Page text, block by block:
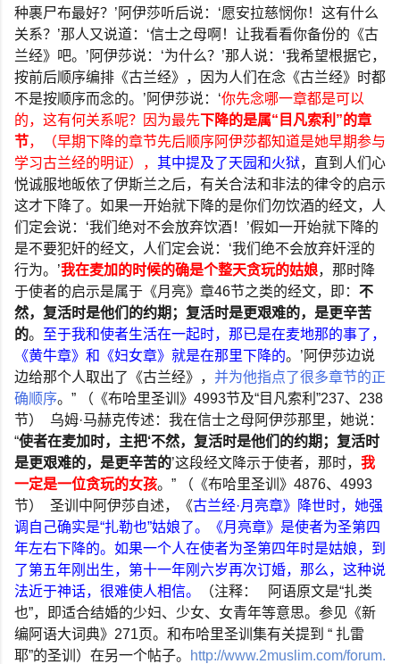
种裹尸布最好？ ’ 阿伊莎听后说： ‘愿安拉慈悯你！这有什么
关系？ ’那人又说道： ‘信士之母啊！让我看看你备份的《古
兰经》吧。 ’ 阿伊莎说： ‘为什么？ ’那人说： ‘我希望根据它，
按前后顺序编排《古兰经》，因为人们在念《古兰经》时都
不是按顺序而念的。 ’ 阿伊莎说： ‘你先念哪一章都是可以
的，这有何关系呢？因为最先下降的是属“ 目凡索利 ”的章
节，（早期下降的章节先后顺序阿伊莎都知道是她早期参与
学习古兰经的明证）， 其中提及了天园和火狱，直到人们心
悦诚服地皈依了伊斯兰之后，有关合法和非法的律令的启示
这才下降了。如果一开始就下降的是你们勿饮酒的经文，人
们定会说： ‘我们绝对不会放弃饮酒！ ’假如一开始就下降的
是不要犯奸的经文，人们定会说： ‘我们绝不会放弃奸淫的
行为。 ’我在麦加的时候的确是个整天贪玩的姑娘，那时降
于使者的启示是属于《月亮》章46节之类的经文，即： 不
然，复活时是他们的约期；复活时是更艰难的，是更辛苦
的。 至于我和使者生活在一起时，那已是在麦地那的事了，
《黄牛章》和《妇女章》就是在那里下降的。 ’ 阿伊莎边说
边给那个人取出了《古兰经》， 并为他指点了很多章节的正
确顺序。 ” （《布哈里圣训》 4993节及“目凡索利 ”237、 238
节）
乌姆·马赫克传述：我在信士之母阿伊莎那里，她说：
“使者在麦加时，主把‘不然，复活时是他们的约期；复活时
是更艰难的，是更辛苦的’这段经文降示于使者，那时， 我
一定是一位贪玩的女孩。 ” （《布哈里圣训》 4876、 4993
节）
圣训中阿伊莎自述，《古兰经·月亮章》降世时，她强
调自己确实是“扎勒也”姑娘了。《月亮章》是使者为圣第四
年左右下降的。如果一个人在使者为圣第四年时是姑娘，到
了第五年刚出生，第十一年刚六岁再次订婚，那么，这种说
法近于神话，很难使人相信。
（注释： 阿语原文是“扎类
也”，即适合结婚的少妇、少女、女青年等意思。参见《新
编阿语大词典》 271页。和布哈里圣训集有关提到 “ 扎雷
耶”的圣训）在另一个帖子。
http://www.2muslim.com/forum.